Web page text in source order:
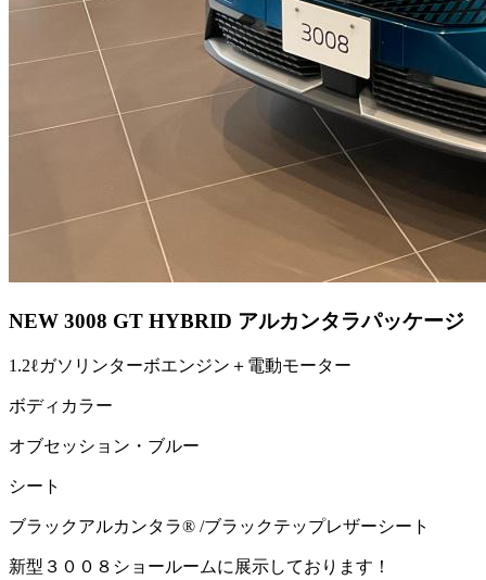
NEW 3008 GT HYBRID アルカンタラパッケージ
1.2ℓガソリンターボエンジン＋電動モーター
ボディカラー
オブセッション・ブルー
シート
ブラックアルカンタラ® /ブラックテップレザーシート
新型３００８ショールームに展示しております！